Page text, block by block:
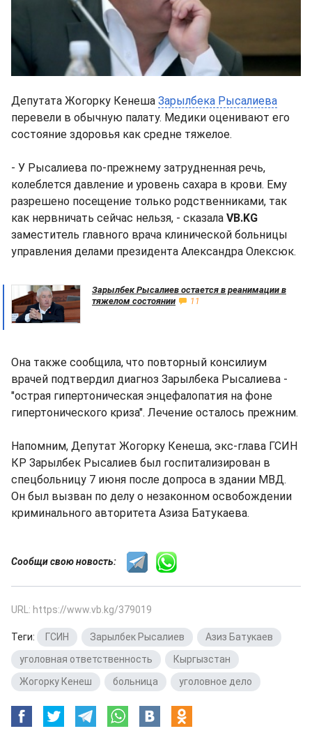
Депутата Жогорку Кенеша Зарылбека Рысалиева
перевели в обычную палату. Медики оценивают его
состояние здоровья как средне тяжелое.
- У Рысалиева по-прежнему затрудненная речь,
колеблется давление и уровень сахара в крови. Ему
разрешено посещение только родственниками, так
как нервничать сейчас нельзя, - сказала VB.KG
заместитель главного врача клинической больницы
управления делами президента Александра Олексюк.
Зарылбек Рысалиев остается в реанимации в
тяжелом состоянии
11
Она также сообщила, что повторный консилиум
врачей подтвердил диагноз Зарылбека Рысалиева -
"острая гипертоническая энцефалопатия на фоне
гипертонического криза". Лечение осталось прежним.
Напомним, Депутат Жогорку Кенеша, экс-глава ГСИН
КР Зарылбек Рысалиев был госпитализирован в
спецбольницу 7 июня после допроса в здании МВД.
Он был вызван по делу о незаконном освобождении
криминального авторитета Азиза Батукаева.
Сообщи свою новость:
URL: https://www.vb.kg/379019
Теги: ГСИН Зарылбек Рысалиев Азиз Батукаев
уголовная ответственность
Кыргызстан
Жогорку Кенеш
больница уголовное дело